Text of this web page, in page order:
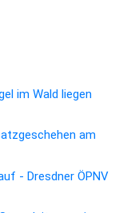
Komm Rum-Tag
verbindet Böhmische-
im Wald liegen
am
- Dresdner ÖPNV